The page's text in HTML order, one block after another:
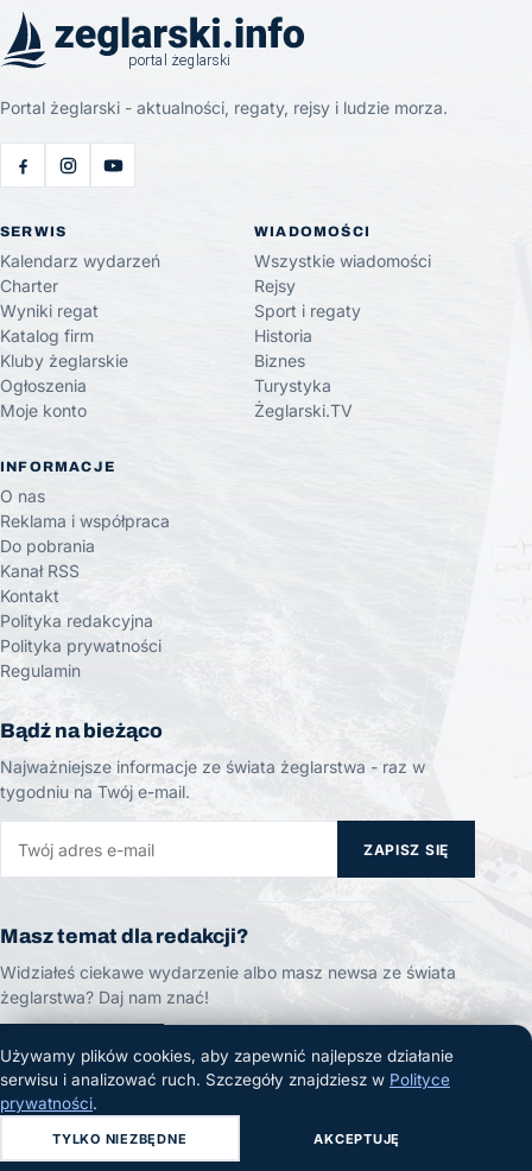
Portal żeglarski - aktualności, regaty, rejsy i ludzie morza.
SERWIS
Kalendarz wydarzeń
Charter
Wyniki regat
Katalog firm
Kluby żeglarskie
Ogłoszenia
Moje konto
WIADOMOŚCI
Wszystkie wiadomości
Rejsy
Sport i regaty
Historia
Biznes
Turystyka
Żeglarski.TV
INFORMACJE
O nas
Reklama i współpraca
Do pobrania
Kanał RSS
Kontakt
Polityka redakcyjna
Polityka prywatności
Regulamin
Bądź na bieżąco
Najważniejsze informacje ze świata żeglarstwa - raz w
tygodniu na Twój e-mail.
ZAPISZ SIĘ
Masz temat dla redakcji?
Widziałeś ciekawe wydarzenie albo masz newsa ze świata
żeglarstwa? Daj nam znać!
ZGŁOŚ TEMAT
© 2026 Żeglarski.info. Wszelkie prawa zastrzeżone.
Używamy plików cookies, aby zapewnić najlepsze działanie
serwisu i analizować ruch. Szczegóły znajdziesz w Polityce
prywatności.
TYLKO NIEZBĘDNE AKCEPTUJĘ